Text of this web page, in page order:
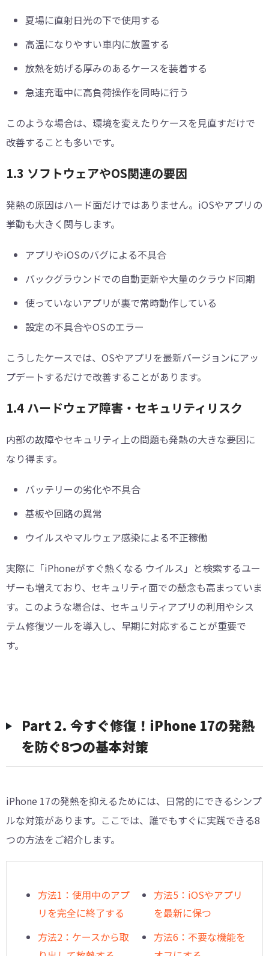
夏場に直射日光の下で使用する
高温になりやすい車内に放置する
放熱を妨げる厚みのあるケースを装着する
急速充電中に高負荷操作を同時に行う
このような場合は、環境を変えたりケースを見直すだけで
改善することも多いです。
1.3 ソフトウェアやOS関連の要因
発熱の原因はハード面だけではありません。iOSやアプリの
挙動も大きく関与します。
アプリやiOSのバグによる不具合
バックグラウンドでの自動更新や大量のクラウド同期
使っていないアプリが裏で常時動作している
設定の不具合やOSのエラー
こうしたケースでは、OSやアプリを最新バージョンにアッ
プデートするだけで改善することがあります。
1.4 ハードウェア障害・セキュリティリスク
内部の故障やセキュリティ上の問題も発熱の大きな要因に
なり得ます。
バッテリーの劣化や不具合
基板や回路の異常
ウイルスやマルウェア感染による不正稼働
実際に「iPhoneがすぐ熱くなる ウイルス」と検索するユー
ザーも増えており、セキュリティ面での懸念も高まっていま
す。このような場合は、セキュリティアプリの利用やシス
テム修復ツールを導入し、早期に対応することが重要で
す。
Part 2. 今すぐ修復！iPhone 17の発熱
を防ぐ8つの基本対策
iPhone 17の発熱を抑えるためには、日常的にできるシンプ
ルな対策があります。ここでは、誰でもすぐに実践できる8
つの方法をご紹介します。
方法1：使用中のアプ
リを完全に終了する
方法2：ケースから取
方法5：iOSやアプリ
を最新に保つ
方法6：不要な機能を